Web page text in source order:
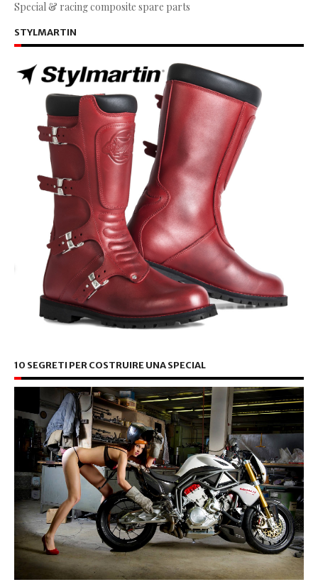
Special & racing composite spare parts
STYLMARTIN
10 SEGRETI PER COSTRUIRE UNA SPECIAL